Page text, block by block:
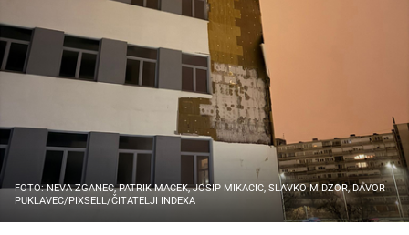
FOTO: NEVA ZGANEC, PATRIK MACEK, JOSIP MIKACIC, SLAVKO MIDZOR, DAVOR
PUKLAVEC/PIXSELL/ČITATELJI INDEXA